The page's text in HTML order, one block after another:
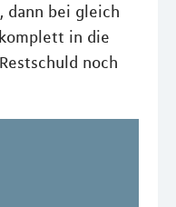
dann bei gleich
in die
noch